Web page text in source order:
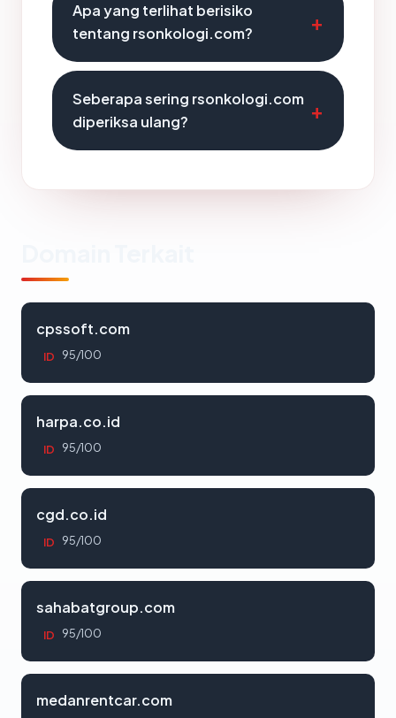
Apa yang terlihat berisiko
tentang rsonkologi.com?
Seberapa sering rsonkologi.com
diperiksa ulang?
cpssoft.com
ID 95/100
harpa.co.id
ID 95/100
cgd.co.id
ID 95/100
sahabatgroup.com
ID 95/100
medanrentcar.com